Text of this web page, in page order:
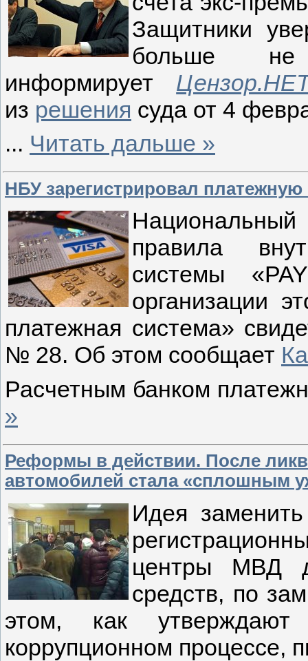
Защитники
больше
информирует
из решения суда от 4
... Читать дальше »
НБУ зарегистрировал платежную
правила
системы
организации
платежная система»
№ 28. Об этом сообщает
Расчетным банком
»
Реформы в действии. После
автомобилей стала «сплошным
Идея
центры МВД
средств, по
этом, как
коррупционном процессе,